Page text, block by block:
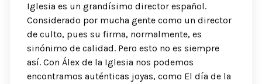
Iglesia es un grandísimo director español.
Considerado por mucha gente como un director
de culto, pues su firma, normalmente, es
sinónimo de calidad. Pero esto no es siempre
así. Con Álex de la Iglesia nos podemos
encontramos auténticas joyas, como El día de la